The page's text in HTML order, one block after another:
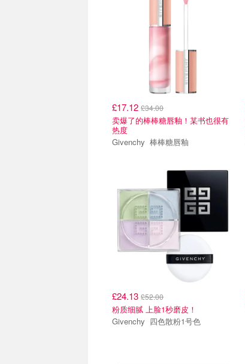
£17.12 £34.00
卖爆了的棒棒糖唇釉！某书也很有
热度
Givenchy 棒棒糖唇釉
£24.13 £52.00
粉质细腻 上脸1秒磨皮！
Givenchy 四色散粉1号色